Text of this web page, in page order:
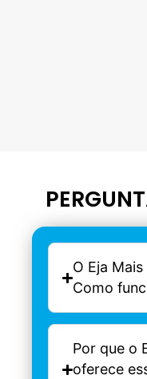
O Eja
Como
Por que o
oferece